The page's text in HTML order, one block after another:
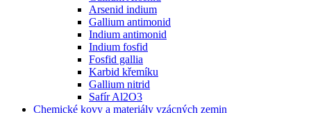
Arsenid indium
Gallium antimonid
Indium antimonid
Indium fosfid
Fosfid gallia
Karbid křemíku
Gallium nitrid
Safír Al2O3
Chemické kovy a materiály vzácných zemin